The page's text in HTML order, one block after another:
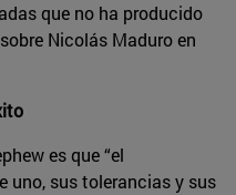
que no ha producido
Nicolás Maduro en
es que “el
uno, sus tolerancias y sus